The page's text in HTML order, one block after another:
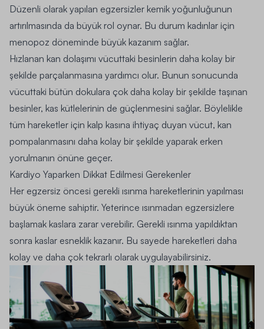
Düzenli olarak yapılan egzersizler kemik yoğunluğunun
artırılmasında da büyük rol oynar. Bu durum kadınlar için
menopoz döneminde büyük kazanım sağlar.
Hızlanan kan dolaşımı vücuttaki besinlerin daha kolay bir
şekilde parçalanmasına yardımcı olur. Bunun sonucunda
vücuttaki bütün dokulara çok daha kolay bir şekilde taşınan
besinler, kas kütlelerinin de güçlenmesini sağlar. Böylelikle
tüm hareketler için kalp kasına ihtiyaç duyan vücut, kan
pompalanmasını daha kolay bir şekilde yaparak erken
yorulmanın önüne geçer.
Kardiyo Yaparken Dikkat Edilmesi Gerekenler
Her egzersiz öncesi gerekli ısınma hareketlerinin yapılması
büyük öneme sahiptir. Yeterince ısınmadan egzersizlere
başlamak kaslara zarar verebilir. Gerekli ısınma yapıldıktan
sonra kaslar esneklik kazanır. Bu sayede hareketleri daha
kolay ve daha çok tekrarlı olarak uygulayabilirsiniz.